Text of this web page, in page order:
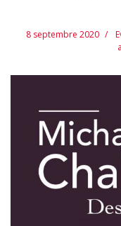
8 septembre 2020